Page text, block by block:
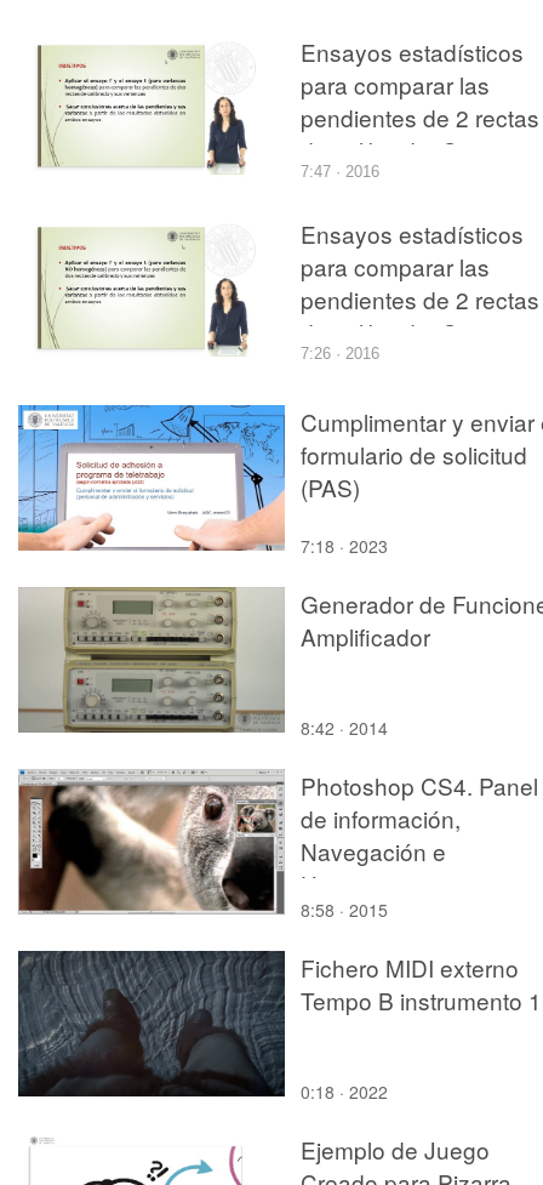
Ensayos estadísticos
para comparar las
pendientes de 2 rectas
de calibrado: Caso
práctico para varianzas
7:47 · 2016
Ensayos estadísticos
para comparar las
pendientes de 2 rectas
de calibrado: Caso
práctico para varianzas
7:26 · 2016
Cumplimentar y enviar
formulario de solicitud
(PAS)
7:18 · 2023
Generador de
Amplificador
8:42 · 2014
Photoshop CS4. Panel
de información,
Navegación e
Histograma
8:58 · 2015
Fichero MIDI externo
Tempo B instrumento 1
0:18 · 2022
Ejemplo de Juego